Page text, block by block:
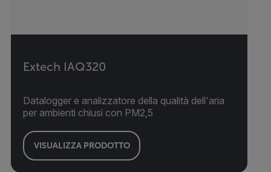
Extech IAQ320
Datalogger e analizzatore della qualità dell'aria
per ambienti chiusi con PM2,5
VISUALIZZA PRODOTTO